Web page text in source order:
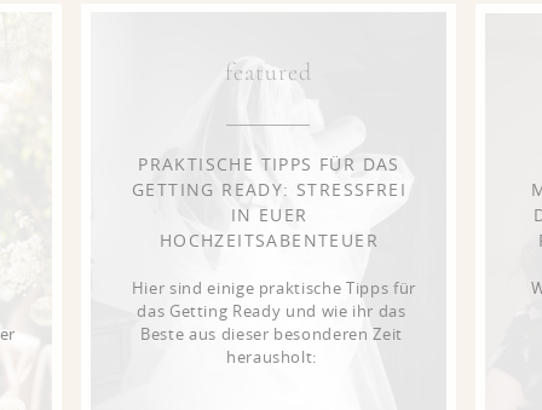
featured
PRAKTISCHE TIPPS FÜR DAS
GETTING READY: STRESSFREI
IN EUER
HOCHZEITSABENTEUER
Hier sind einige praktische Tipps für
das Getting Ready und wie ihr das
Beste aus dieser besonderen Zeit
herausholt: